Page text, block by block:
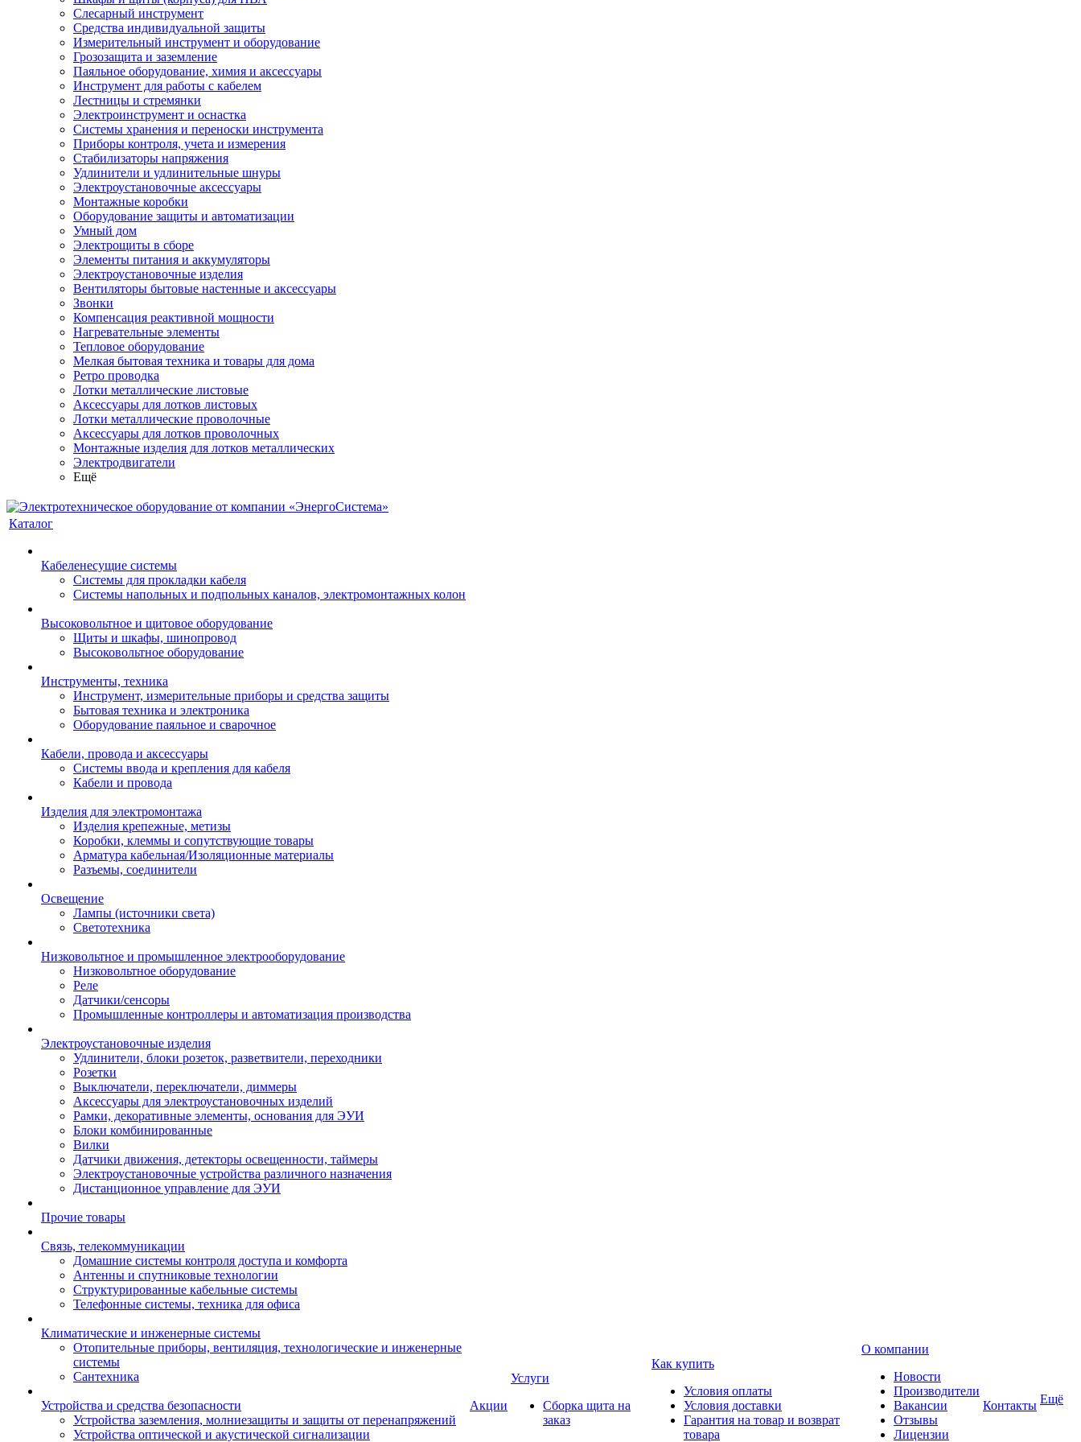
Слесарный инструмент
Средства индивидуальной защиты
Измерительный инструмент и оборудование
Грозозащита и заземление
Паяльное оборудование, химия и аксессуары
Инструмент для работы с кабелем
Лестницы и стремянки
Электроинструмент и оснастка
Системы хранения и переноски инструмента
Приборы контроля, учета и измерения
Стабилизаторы напряжения
Удлинители и удлинительные шнуры
Электроустановочные аксессуары
Монтажные коробки
Оборудование защиты и автоматизации
Умный дом
Электрощиты в сборе
Элементы питания и аккумуляторы
Электроустановочные изделия
Вентиляторы бытовые настенные и аксессуары
Звонки
Компенсация реактивной мощности
Нагревательные элементы
Тепловое оборудование
Мелкая бытовая техника и товары для дома
Ретро проводка
Лотки металлические листовые
Аксессуары для лотков листовых
Лотки металлические проволочные
Аксессуары для лотков проволочных
Монтажные изделия для лотков металлических
Электродвигатели
Ещё
Каталог
Кабеленесущие системы
Системы для прокладки кабеля
Системы напольных и подпольных каналов, электромонтажных колон
Высоковольтное и щитовое оборудование
Щиты и шкафы, шинопровод
Высоковольтное оборудование
Инструменты, техника
Инструмент, измерительные приборы и средства защиты
Бытовая техника и электроника
Оборудование паяльное и сварочное
Кабели, провода и аксессуары
Системы ввода и крепления для кабеля
Кабели и провода
Изделия для электромонтажа
Изделия крепежные, метизы
Коробки, клеммы и сопутствующие товары
Арматура кабельная/Изоляционные материалы
Разъемы, соединители
Освещение
Лампы (источники света)
Светотехника
Низковольтное и промышленное электрооборудование
Низковольтное оборудование
Реле
Датчики/сенсоры
Промышленные контроллеры и автоматизация производства
Электроустановочные изделия
Удлинители, блоки розеток, разветвители, переходники
Розетки
Выключатели, переключатели, диммеры
Аксессуары для электроустановочных изделий
Рамки, декоративные элементы, основания для ЭУИ
Блоки комбинированные
Вилки
Датчики движения, детекторы освещенности, таймеры
Электроустановочные устройства различного назначения
Дистанционное управление для ЭУИ
Прочие товары
Связь, телекоммуникации
Домашние системы контроля доступа и комфорта
Антенны и спутниковые технологии
Структурированные кабельные системы
Телефонные системы, техника для офиса
Климатические и инженерные системы
Отопительные приборы, вентиляция, технологические и инженерные
системы
Сантехника
Устройства и средства безопасности
Устройства заземления, молниезащиты и защиты от перенапряжений
Устройства оптической и акустической сигнализации
Акции
Услуги
Сборка щита на
заказ
Как купить
Условия оплаты
Условия доставки
Гарантия на товар и возврат
товара
О компании
Новости
Производители
Вакансии
Отзывы
Лицензии
Контакты Ещё